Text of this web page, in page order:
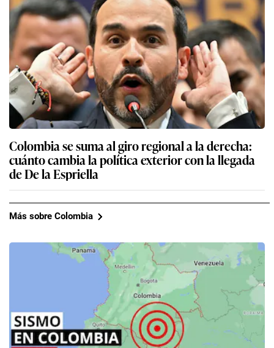
Colombia se suma al giro regional a la derecha:
cuánto cambia la política exterior con la llegada
de De la Espriella
Más sobre Colombia